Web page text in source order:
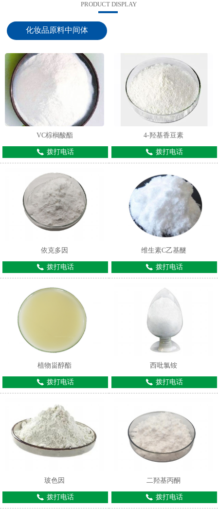
PRODUCT DISPLAY
化妆品原料中间体
VC棕榈酸酯
拨打电话
4-羟基香豆素
拨打电话
依克多因
拨打电话
维生素C乙基醚
拨打电话
植物甾醇酯
拨打电话
西吡氯铵
拨打电话
玻色因
拨打电话
二羟基丙酮
拨打电话